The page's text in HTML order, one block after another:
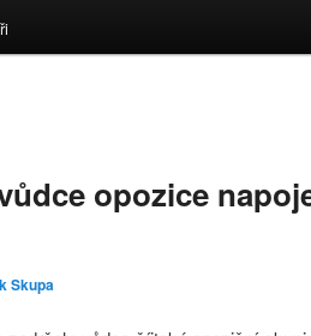
opozice
Skupa